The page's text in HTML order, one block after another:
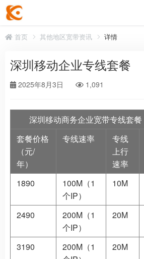
首页 其他地区宽带资讯 详情
深圳移动企业专线套餐
2025年8月3日 1,091
深圳移动商务企业宽带专线套餐
套餐价格
（元/
年）
专线速率
专线
上行
速率
1890
100M（1
个IP）
10M
2490
200M（1
个IP）
20M
3190
200M（1
20M